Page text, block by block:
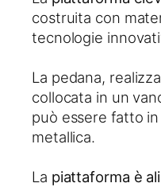
costruita con
tecnologie
La pedana,
collocata in un
può essere fatto
metallica.
La piattaforma è